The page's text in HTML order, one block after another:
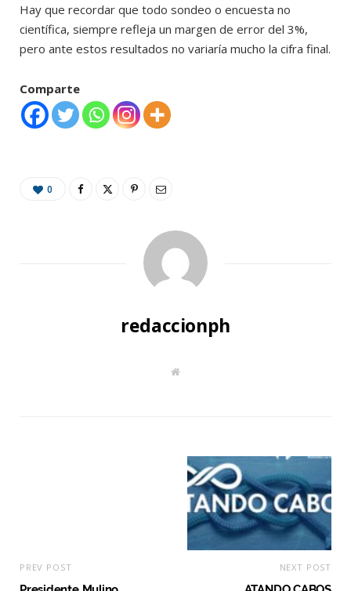
Hay que recordar que todo sondeo o encuesta no
científica, siempre refleja un margen de error del 3%,
pero ante estos resultados no variaría mucho la cifra final.
Comparte
0
redaccionph
W
PREV POST NEXT POST